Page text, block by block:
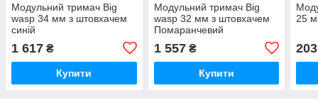
Модульний тримач Big
wasp 34 мм з штовхачем
синій
1 617 ₴
Купити
Модульний тримач Big
wasp 32 мм з штовхачем
Помаранчевий
1 557₴
Купити
25
203